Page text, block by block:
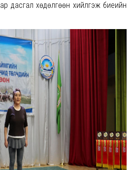
дасгал хөдөлгөөн хийлгэж биеийн